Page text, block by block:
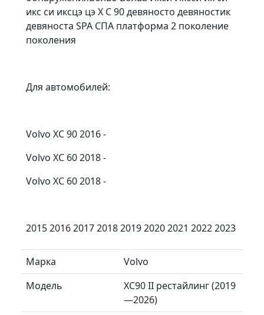
икс си иксцэ цэ X C 90 девяносто девяностик
девяноста SPA СПА платформа 2 поколение
поколения
Для автомобилей:
Vоlvо ХС 90 2016 -
Vоlvо ХС 60 2018 -
Volvo XC 60 2018 -
2015 2016 2017 2018 2019 2020 2021 2022 2023
Марка
Volvo
Модель
XC90 II рестайлинг (2019
—2026)